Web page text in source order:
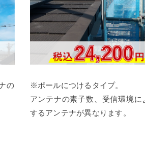
の
※ポールにつけるタイプ。
アンテナの素子数、受信環境に
するアンテナが異なります。